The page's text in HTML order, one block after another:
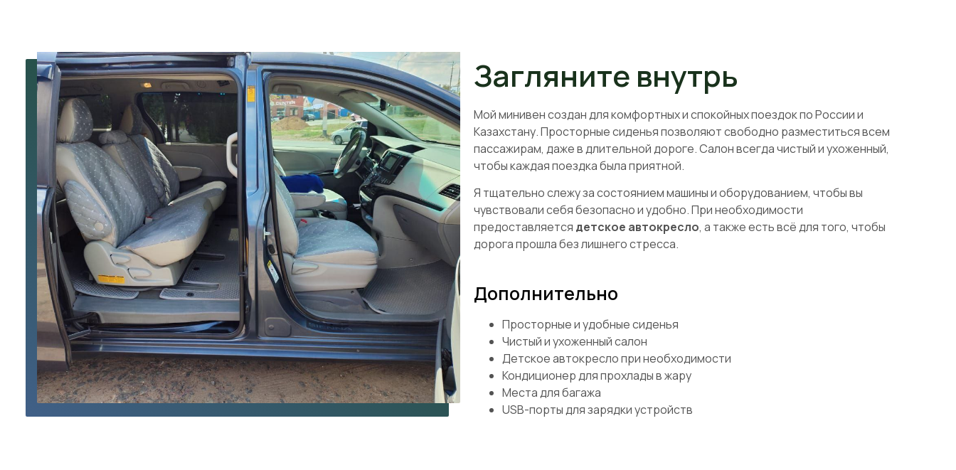
Загляните внутрь
Мой минивен создан для комфортных и спокойных поездок по России и
Казахстану. Просторные сиденья позволяют свободно разместиться всем
пассажирам, даже в длительной дороге. Салон всегда чистый и ухоженный,
чтобы каждая поездка была приятной.
Я тщательно слежу за состоянием машины и оборудованием, чтобы вы
чувствовали себя безопасно и удобно. При необходимости
предоставляется детское автокресло, а также есть всё для того, чтобы
дорога прошла без лишнего стресса.
Дополнительно
Просторные и удобные сиденья
Чистый и ухоженный салон
Детское автокресло при необходимости
Кондиционер для прохлады в жару
Места для багажа
USB-порты для зарядки устройств